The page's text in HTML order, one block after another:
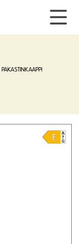
PAKASTINKAAPPI